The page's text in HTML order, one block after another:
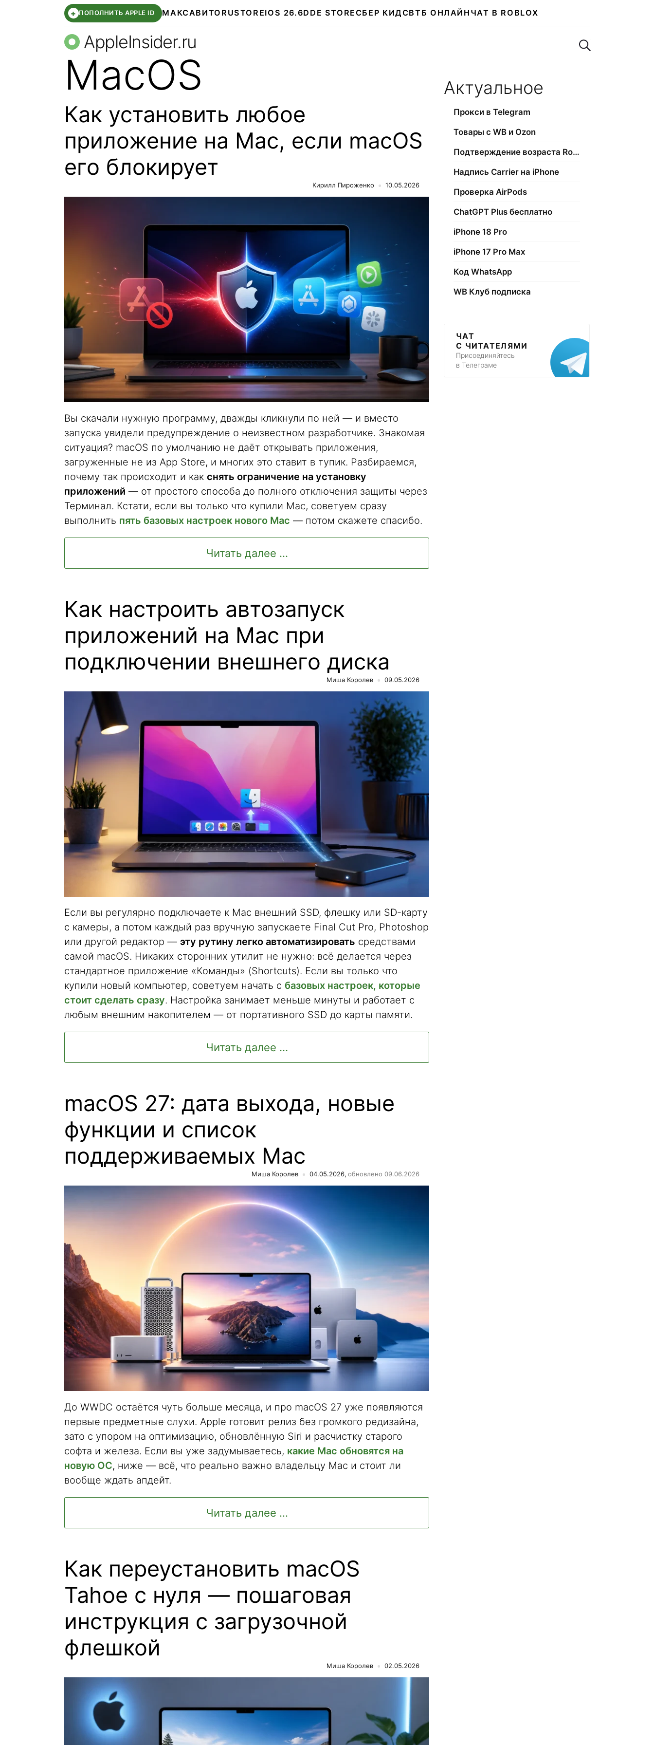
+ ПОПОЛНИТЬ APPLE ID МАКСАВИТО RUSTOREIOS 26.6DDE STORE СБЕР КИДСВТБ ОНЛАЙН ЧАТ В ROBLOX
AppleInsider.ru Поиск по сайту
MacOS
Как установить любое
приложение на Mac, если macOS
его блокирует
Кирилл Пироженко 10.05.2026
Вы скачали нужную программу, дважды кликнули по ней — и вместо
запуска увидели предупреждение о неизвестном разработчике. Знакомая
ситуация? macOS по умолчанию не даёт открывать приложения,
загруженные не из App Store, и многих это ставит в тупик. Разбираемся,
почему так происходит и как снять ограничение на установку
приложений — от простого способа до полного отключения защиты через
Терминал. Кстати, если вы только что купили Mac, советуем сразу
выполнить пять базовых настроек нового Mac — потом скажете спасибо.
Читать далее ...
Как настроить автозапуск
приложений на Mac при
подключении внешнего диска
Миша Королев 09.05.2026
Если вы регулярно подключаете к Mac внешний SSD, флешку или SD-карту
с камеры, а потом каждый раз вручную запускаете Final Cut Pro, Photoshop
или другой редактор — эту рутину легко автоматизировать средствами
самой macOS. Никаких сторонних утилит не нужно: всё делается через
стандартное приложение «Команды» (Shortcuts). Если вы только что
купили новый компьютер, советуем начать с базовых настроек, которые
стоит сделать сразу. Настройка занимает меньше минуты и работает с
любым внешним накопителем — от портативного SSD до карты памяти.
Читать далее ...
macOS 27: дата выхода, новые
функции и список
поддерживаемых Mac
Миша Королев 04.05.2026, обновлено 09.06.2026
До WWDC остаётся чуть больше месяца, и про macOS 27 уже появляются
первые предметные слухи. Apple готовит релиз без громкого редизайна,
зато с упором на оптимизацию, обновлённую Siri и расчистку старого
софта и железа. Если вы уже задумываетесь, какие Mac обновятся на
новую ОС, ниже — всё, что реально важно владельцу Mac и стоит ли
вообще ждать апдейт.
Читать далее ...
Как переустановить macOS
Tahoe с нуля — пошаговая
инструкция с загрузочной
флешкой
Миша Королев 02.05.2026
Актуальное
Прокси в Telegram
Товары с WB и Ozon
Подтверждение возраста Roblox
Надпись Carrier на iPhone
Проверка AirPods
ChatGPT Plus бесплатно
iPhone 18 Pro
iPhone 17 Pro Max
Код WhatsApp
WB Клуб подписка
ЧАТ
С ЧИТАТЕЛЯМИ
Присоединяйтесь
в Телеграме